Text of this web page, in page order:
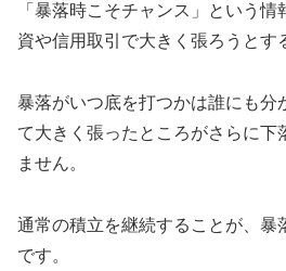
「暴落時こそチャンス」という
資や信用取引で大きく張ろうとす
暴落がいつ底を打つかは誰にも分
て大きく張ったところがさらに下
ません。
通常の積立を継続することが、暴
です。